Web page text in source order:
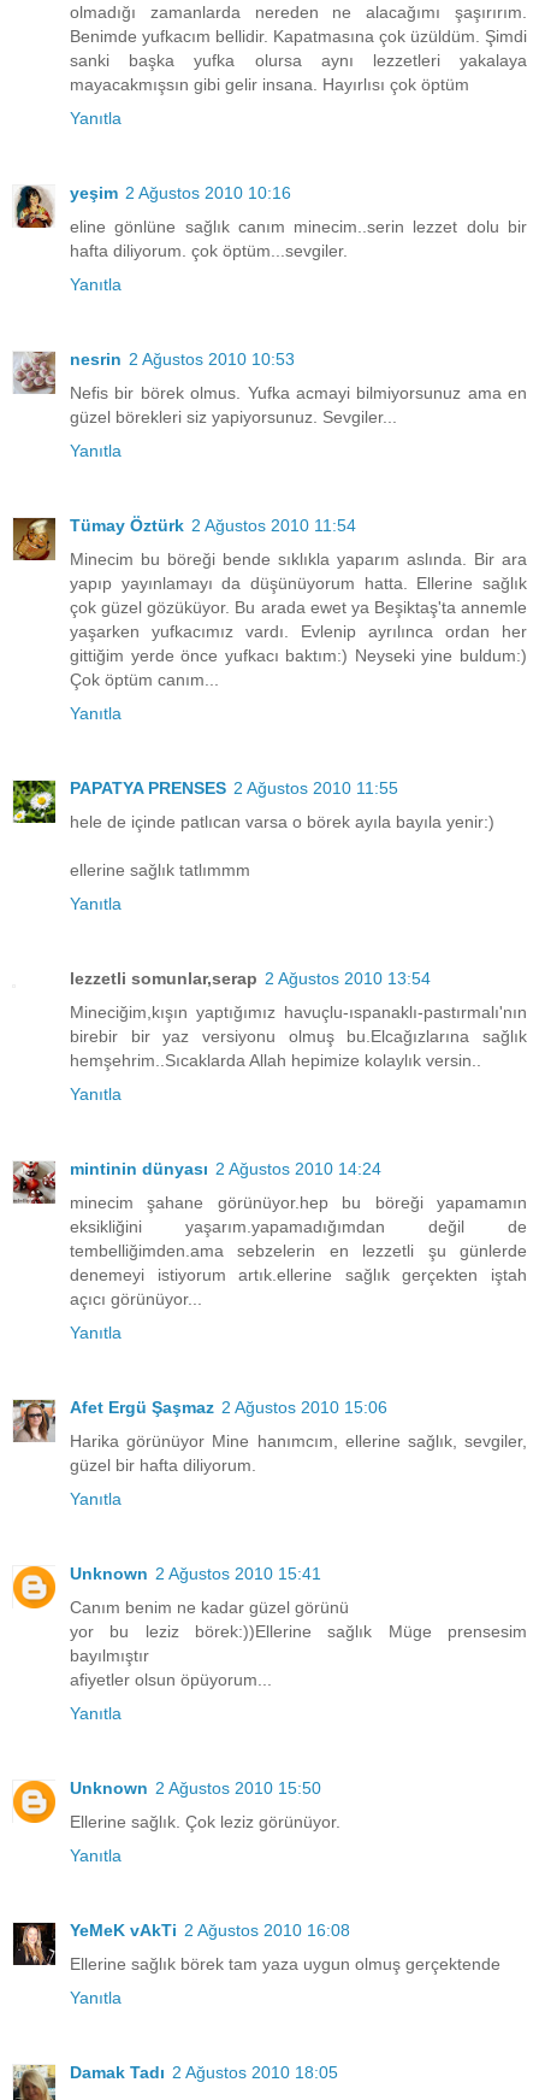
olmadığı zamanlarda nereden ne alacağımı şaşırırım.
Benimde yufkacım bellidir. Kapatmasına çok üzüldüm. Şimdi
sanki başka yufka olursa aynı lezzetleri yakalaya
mayacakmışsın gibi gelir insana. Hayırlısı çok öptüm
Yanıtla
yeşim 2 Ağustos 2010 10:16
eline gönlüne sağlık canım minecim..serin lezzet dolu bir
hafta diliyorum. çok öptüm...sevgiler.
Yanıtla
nesrin 2 Ağustos 2010 10:53
Nefis bir börek olmus. Yufka acmayi bilmiyorsunuz ama en
güzel börekleri siz yapiyorsunuz. Sevgiler...
Yanıtla
Tümay Öztürk 2 Ağustos 2010 11:54
Minecim bu böreği bende sıklıkla yaparım aslında. Bir ara
yapıp yayınlamayı da düşünüyorum hatta. Ellerine sağlık
çok güzel gözüküyor. Bu arada ewet ya Beşiktaş'ta annemle
yaşarken yufkacımız vardı. Evlenip ayrılınca ordan her
gittiğim yerde önce yufkacı baktım:) Neyseki yine buldum:)
Çok öptüm canım...
Yanıtla
PAPATYA PRENSES 2 Ağustos 2010 11:55
hele de içinde patlıcan varsa o börek ayıla bayıla yenir:)
ellerine sağlık tatlımmm
Yanıtla
lezzetli somunlar,serap 2 Ağustos 2010 13:54
Mineciğim,kışın yaptığımız havuçlu-ıspanaklı-pastırmalı'nın
birebir bir yaz versiyonu olmuş bu.Elcağızlarına sağlık
hemşehrim..Sıcaklarda Allah hepimize kolaylık versin..
Yanıtla
mintinin dünyası 2 Ağustos 2010 14:24
minecim şahane görünüyor.hep bu böreği yapamamın
eksikliğini yaşarım.yapamadığımdan değil de
tembelliğimden.ama sebzelerin en lezzetli şu günlerde
denemeyi istiyorum artık.ellerine sağlık gerçekten iştah
açıcı görünüyor...
Yanıtla
Afet Ergü Şaşmaz 2 Ağustos 2010 15:06
Harika görünüyor Mine hanımcım, ellerine sağlık, sevgiler,
güzel bir hafta diliyorum.
Yanıtla
Unknown 2 Ağustos 2010 15:41
Canım benim ne kadar güzel görünü
yor bu leziz börek:))Ellerine sağlık Müge prensesim
bayılmıştır
afiyetler olsun öpüyorum...
Yanıtla
Unknown 2 Ağustos 2010 15:50
Ellerine sağlık. Çok leziz görünüyor.
Yanıtla
YeMeK vAkTi 2 Ağustos 2010 16:08
Ellerine sağlık börek tam yaza uygun olmuş gerçektende
Yanıtla
Damak Tadı 2 Ağustos 2010 18:05